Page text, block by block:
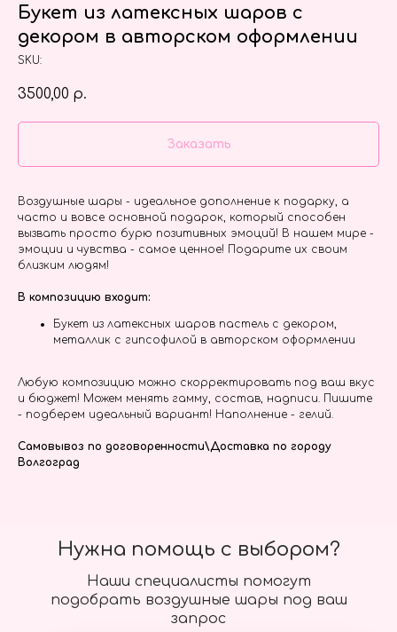
Букет из латексных шаров с
декором в авторском оформлении
SKU:
3500,00 р.
Заказать
Воздушные шары - идеальное дополнение к подарку, а
часто и вовсе основной подарок, который способен
вызвать просто бурю позитивных эмоций! В нашем мире -
эмоции и чувства - самое ценное! Подарите их своим
близким людям!
В композицию входит:
Букет из латексных шаров пастель с декором,
металлик с гипсофилой в авторском оформлении
Любую композицию можно скорректировать под ваш вкус
и бюджет! Можем менять гамму, состав, надписи. Пишите
- подберем идеальный вариант! Наполнение - гелий.
Самовывоз по договоренности\Доставка по городу
Волгоград
Наши специалисты помогут
подобрать воздушные шары под ваш
запрос
Нужна помощь с выбором?